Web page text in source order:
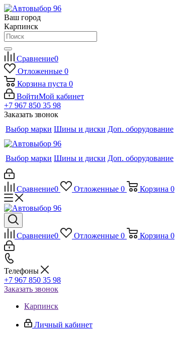
Ваш город
Карпинск
Сравнение0
Отложенные 0
Корзина пуста 0
ВойтиМой кабинет
+7 967 850 35 98
Заказать звонок
Выбор марки Шины и диски Доп. оборудование
Выбор марки Шины и диски Доп. оборудование
Сравнение0 Отложенные 0 Корзина 0
Сравнение0 Отложенные 0 Корзина 0
Телефоны
+7 967 850 35 98
Заказать звонок
Карпинск
Личный кабинет